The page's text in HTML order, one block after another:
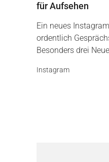
für Aufsehen
Ein neues
ordentlich
Besonders drei
Instagram